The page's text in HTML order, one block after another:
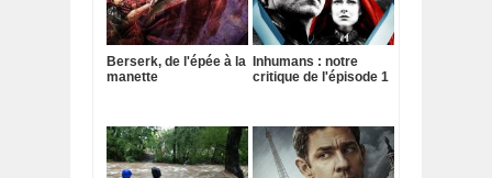
Berserk, de l'épée à la
manette
Inhumans : notre
critique de l'épisode 1